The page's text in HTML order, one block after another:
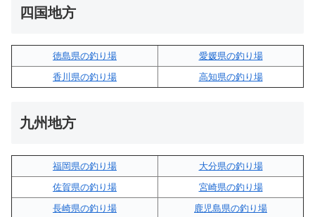
四国地方
徳島県の釣り場
愛媛県の釣り場
香川県の釣り場
高知県の釣り場
九州地方
福岡県の釣り場
大分県の釣り場
佐賀県の釣り場
宮崎県の釣り場
長崎県の釣り場
鹿児島県の釣り場